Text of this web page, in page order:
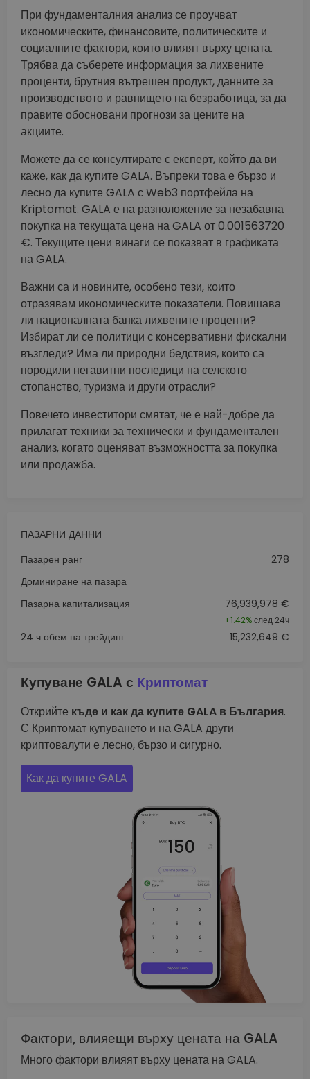
При фундаменталния анализ се проучват
икономическите, финансовите, политическите и
социалните фактори, които влияят върху цената.
Трябва да съберете информация за лихвените
проценти, брутния вътрешен продукт, данните за
производството и равнището на безработица, за да
правите обосновани прогнози за цените на
акциите.
Можете да се консултирате с експерт, който да ви
каже, как да купите GALA. Въпреки това е бързо и
лесно да купите GALA с Web3 портфейла на
Kriptomat. GALA е на разположение за незабавна
покупка на текущата цена на GALA от 0.001563720
€. Текущите цени винаги се показват в графиката
на GALA.
Важни са и новините, особено тези, които
отразявам икономическите показатели. Повишава
ли националната банка лихвените проценти?
Избират ли се политици с консервативни фискални
възгледи? Има ли природни бедствия, които са
породили негавитни последици на селското
стопанство, туризма и други отрасли?
Повечето инвеститори смятат, че е най-добре да
прилагат техники за технически и фундаментален
анализ, когато оценяват възможността за покупка
или продажба.
ПАЗАРНИ ДАННИ
Пазарен ранг
278
Доминиране на пазара
Пазарна капитализация
76,939,978 €
+1.42%след 24ч
24 ч обем на трейдинг 15,232,649 €
Купуване GALA с Криптомат
Открийте къде и как да купите GALA в България.
С Криптомат купуването и на GALA други
криптовалути е лесно, бързо и сигурно.
Как да купите GALA
Фактори, влияещи върху цената на GALA
Много фактори влияят върху цената на GALA.